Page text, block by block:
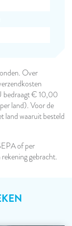
Over
bedraagt € 10,00
land). Voor de
land waaruit besteld
of per
gebracht.